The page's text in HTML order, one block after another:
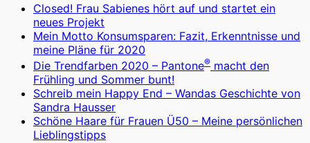
Closed! Frau Sabienes hört auf und startet ein
neues Projekt
Mein Motto Konsumsparen: Fazit, Erkenntnisse und
meine Pläne für 2020
Die Trendfarben 2020 – Pantone® macht den
Frühling und Sommer bunt!
Schreib mein Happy End – Wandas Geschichte von
Sandra Hausser
Schöne Haare für Frauen Ü50 – Meine persönlichen
Lieblingstipps